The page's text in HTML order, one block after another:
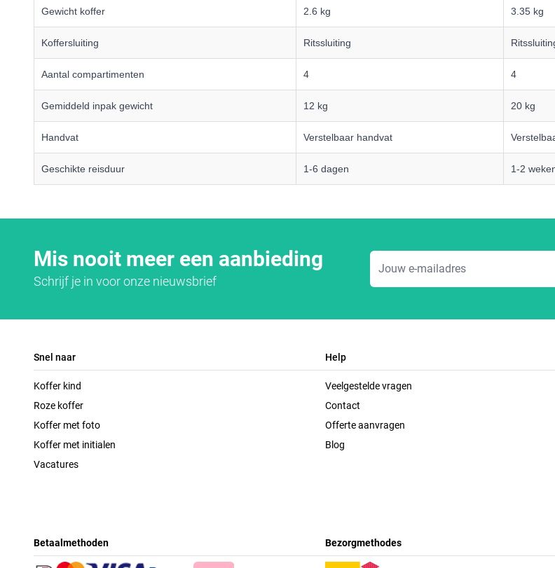
Gewicht koffer 2.6 kg 3.35 kg
Koffersluiting Ritssluiting
Aantal compartimenten 4 4
Gemiddeld inpak gewicht 12 kg 20 kg
Handvat Verstelbaar handvat
Geschikte reisduur 1-6 dagen 1-2
Mis nooit meer een aanbieding
Schrijf je in voor onze nieuwsbrief
E-mailadres
Snel naar
Koffer kind
Roze koffer
Koffer met foto
Koffer met initialen
Vacatures
Help
Veelgestelde vragen
Contact
Offerte aanvragen
Blog
Betaalmethoden Bezorgmethodes